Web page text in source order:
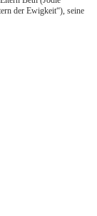
der Ewigkeit“), seine